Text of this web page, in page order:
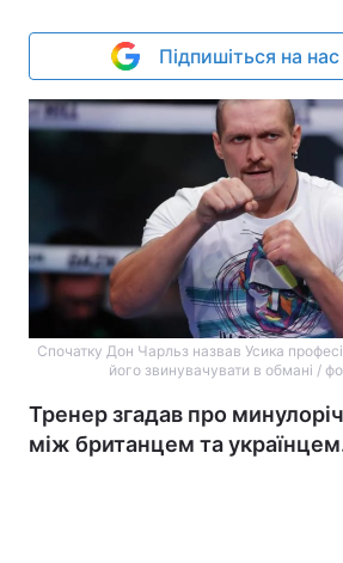
Підпишіться на
Спочатку Дон Чарльз назвав Усика
його звинувачувати в обмані /
Тренер згадав про
між британцем та